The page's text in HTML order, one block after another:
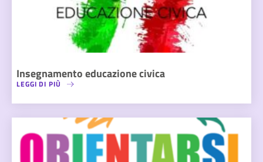
Insegnamento educazione civica
LEGGI DI PIÙ